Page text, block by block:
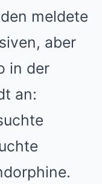
meldete
aber
in der
an: